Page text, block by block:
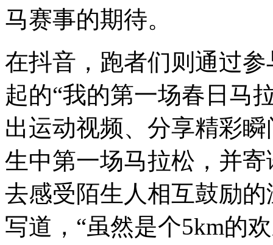
马赛事的期待。
在抖音，跑者们则通过
起的“我的第一场春日马
出运动视频、分享精彩
生中第一场马拉松，并
去感受陌生人相互鼓励
写道，“虽然是个5km的